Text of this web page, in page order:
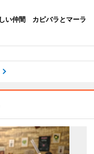
い仲間 カピバラとマーラ